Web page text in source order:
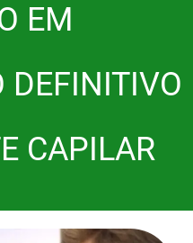
EM
DEFINITIVO
CAPILAR